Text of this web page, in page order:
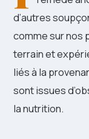
d’autres
comme sur nos
terrain et
liés à la
sont issues
la nutrition.